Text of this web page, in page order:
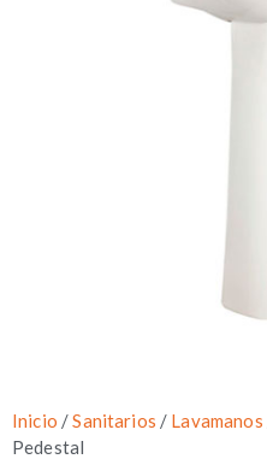
Inicio /Sanitarios / Lavamanos
Pedestal